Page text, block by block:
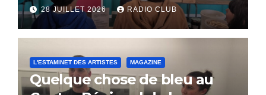
28 JUILLET 2026 RADIO CLUB
L'ESTAMINET DES ARTISTES MAGAZINE
Quelque chose de bleu au